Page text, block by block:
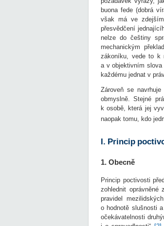
buona fede (dobrá
však má ve
přesvědčení
nelze do češtiny
mechanickým
zákoníku, vede to k
a v objektivním
každému jednat v
Zároveň se
obmyslně. Stejné
k osobě, která jej
naopak tomu, kdo
I. Princip
1. Obecně
Princip poctivosti
zohlednit oprávněné
pravidel
o hodnotě slušnosti
očekávatelnosti